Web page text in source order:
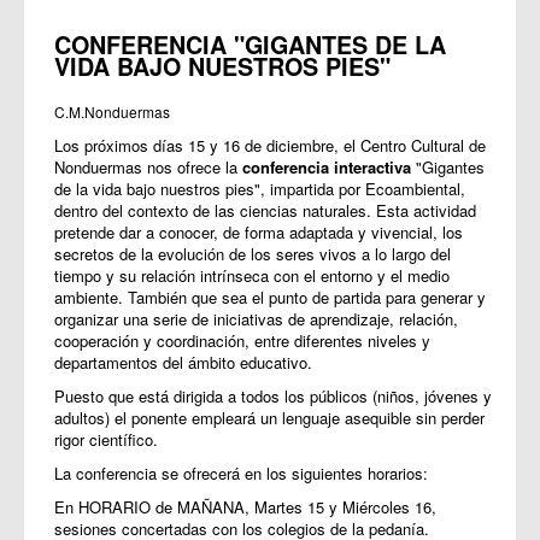
CONFERENCIA "GIGANTES DE LA
VIDA BAJO NUESTROS PIES"
C.M.Nonduermas
Los próximos días 15 y 16 de diciembre, el Centro Cultural de
Nonduermas nos ofrece la conferencia interactiva "Gigantes
de la vida bajo nuestros pies", impartida por Ecoambiental,
dentro del contexto de las ciencias naturales. Esta actividad
pretende dar a conocer, de forma adaptada y vivencial, los
secretos de la evolución de los seres vivos a lo largo del
tiempo y su relación intrínseca con el entorno y el medio
ambiente. También que sea el punto de partida para generar y
organizar una serie de iniciativas de aprendizaje, relación,
cooperación y coordinación, entre diferentes niveles y
departamentos del ámbito educativo.
Puesto que está dirigida a todos los públicos (niños, jóvenes y
adultos) el ponente empleará un lenguaje asequible sin perder
rigor científico.
La conferencia se ofrecerá en los siguientes horarios:
En HORARIO de MAÑANA, Martes 15 y Miércoles 16,
sesiones concertadas con los colegios de la pedanía.